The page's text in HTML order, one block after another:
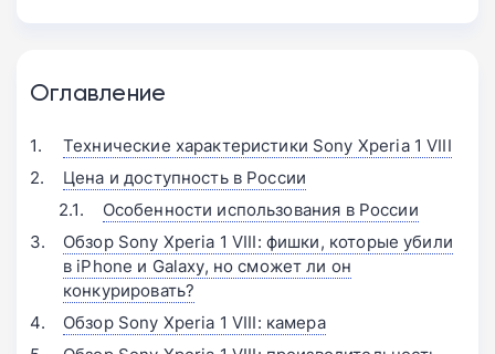
Оглавление
Технические характеристики Sony Xperia 1 VIII
Цена и доступность в России
Особенности использования в России
Обзор Sony Xperia 1 VIII: фишки, которые убили
в iPhone и Galaxy, но сможет ли он
конкурировать?
Обзор Sony Xperia 1 VIII: камера